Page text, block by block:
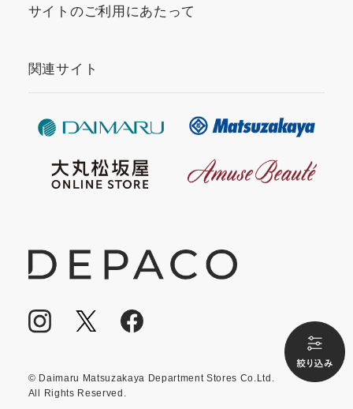
サイトのご利用にあたって
関連サイト
© Daimaru Matsuzakaya Department Stores Co.Ltd.
All Rights Reserved.